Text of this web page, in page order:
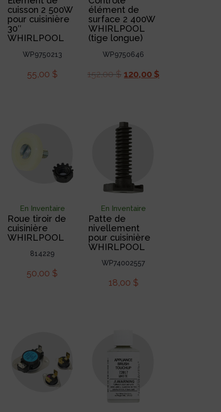
cuisson 2 500W
pour cuisinière
30″
WHIRLPOOL
WP9750213
55,00 $
élément de
surface 2 400W
WHIRLPOOL
(tige longue)
WP9750646
152,00$ 120,00 $
En Inventaire
Roue tiroir de
cuisinière
WHIRLPOOL
814229
50,00 $
En Inventaire
Patte de
nivellement
pour cuisinière
WHIRLPOOL
WP74002557
18,00 $